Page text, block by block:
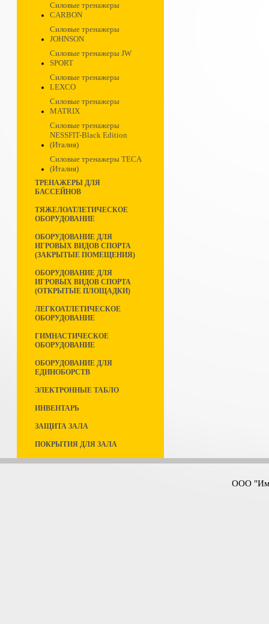
Силовые тренажеры
CARBON
Силовые тренажеры
JOHNSON
Силовые тренажеры JW
SPORT
Силовые тренажеры
LEXCO
Силовые тренажеры
MATRIX
Силовые тренажеры
NESSFIT-Black Edition
(Италия)
Силовые тренажеры TECA
(Италия)
ТРЕНАЖЕРЫ ДЛЯ
БАССЕЙНОВ
ТЯЖЕЛОАТЛЕТИЧЕСКОЕ
ОБОРУДОВАНИЕ
ОБОРУДОВАНИЕ ДЛЯ
ИГРОВЫХ ВИДОВ СПОРТА
(ЗАКРЫТЫЕ ПОМЕЩЕНИЯ)
ОБОРУДОВАНИЕ ДЛЯ
ИГРОВЫХ ВИДОВ СПОРТА
(ОТКРЫТЫЕ ПЛОЩАДКИ)
ЛЕГКОАТЛЕТИЧЕСКОЕ
ОБОРУДОВАНИЕ
ГИМНАСТИЧЕСКОЕ
ОБОРУДОВАНИЕ
ОБОРУДОВАНИЕ ДЛЯ
ЕДИНОБОРСТВ
ЭЛЕКТРОННЫЕ ТАБЛО
ИНВЕНТАРЬ
ЗАЩИТА ЗАЛА
ПОКРЫТИЯ ДЛЯ ЗАЛА
ООО